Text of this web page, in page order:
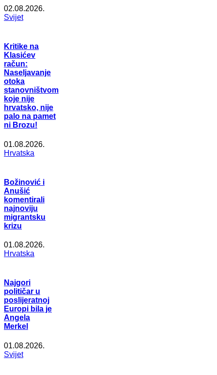
02.08.2026.
Svijet
Kritike na
Klasićev
račun:
Naseljavanje
otoka
stanovništvom
koje nije
hrvatsko, nije
palo na pamet
ni Brozu!
01.08.2026.
Hrvatska
Božinović i
Anušić
komentirali
najnoviju
migrantsku
krizu
01.08.2026.
Hrvatska
Najgori
političar u
poslijeratnoj
Europi bila je
Angela
Merkel
01.08.2026.
Svijet